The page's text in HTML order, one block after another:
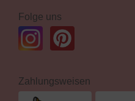
Folge uns
Zahlungsweisen